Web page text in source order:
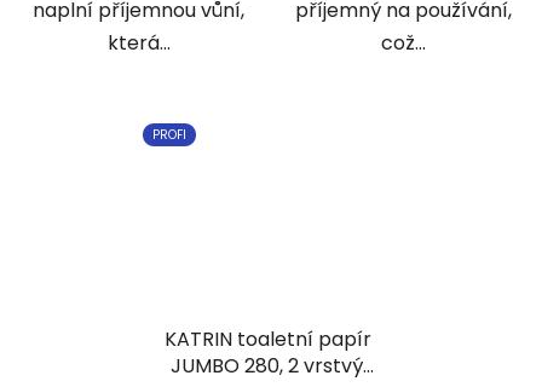
naplní příjemnou vůní,
která...
příjemný na používání,
což...
PROFI
KATRIN toaletní papír
JUMBO 280, 2 vrstvý,